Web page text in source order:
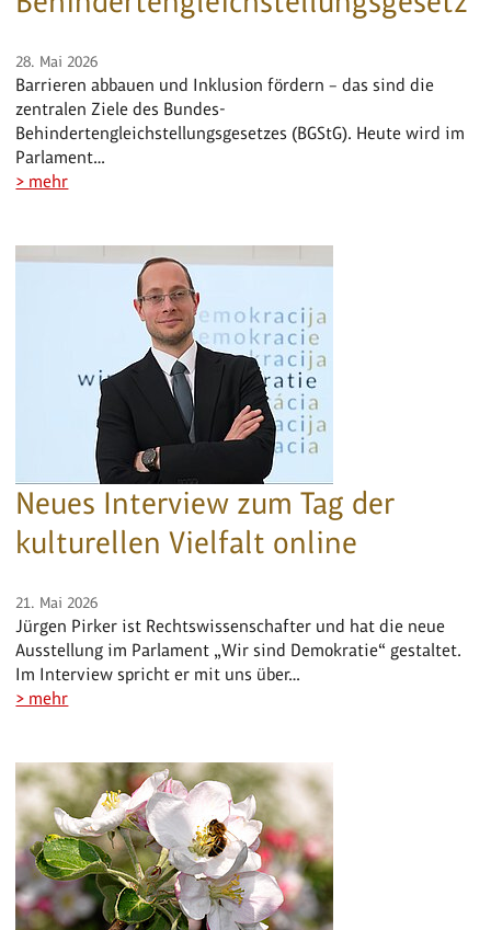
28. Mai 2026
Barrieren abbauen und Inklusion fördern – das sind die
zentralen Ziele des Bundes-
Behindertengleichstellungsgesetzes (BGStG). Heute wird im
Parlament…
> mehr
Neues Interview zum Tag der
kulturellen Vielfalt online
21. Mai 2026
Jürgen Pirker ist Rechtswissenschafter und hat die neue
Ausstellung im Parlament „Wir sind Demokratie“ gestaltet.
Im Interview spricht er mit uns über…
> mehr